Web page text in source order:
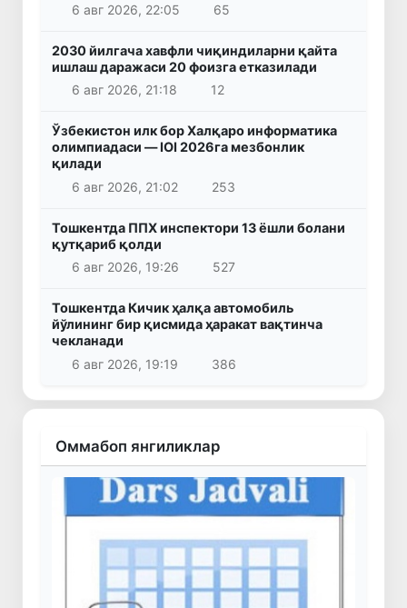
6 авг 2026, 22:05
65
2030 йилгача хавфли чиқиндиларни қайта
ишлаш даражаси 20 фоизга етказилади
6 авг 2026, 21:18
12
Ўзбекистон илк бор Халқаро информатика
олимпиадаси — IOI 2026га мезбонлик
қилади
6 авг 2026, 21:02
253
Тошкентда ППХ инспектори 13 ёшли болани
қутқариб қолди
6 авг 2026, 19:26
527
Тошкентда Кичик ҳалқа автомобиль
йўлининг бир қисмида ҳаракат вақтинча
чекланади
6 авг 2026, 19:19
386
Оммабоп янгиликлар